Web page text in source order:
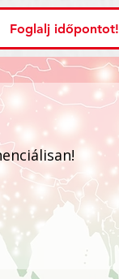
Foglalj időpontot!